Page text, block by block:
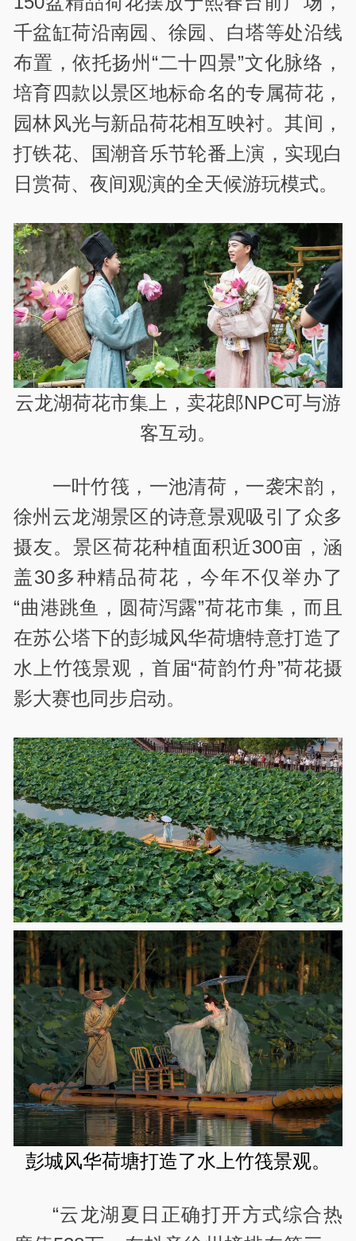
千盆缸荷沿南园、徐园、白塔等处沿线
布置，依托扬州“二十四景”文化脉络，
培育四款以景区地标命名的专属荷花，
园林风光与新品荷花相互映衬。其间，
打铁花、国潮音乐节轮番上演，实现白
日赏荷、夜间观演的全天候游玩模式。
云龙湖荷花市集上，卖花郎NPC可与游
客互动。
一叶竹筏，一池清荷，一袭宋韵，
徐州云龙湖景区的诗意景观吸引了众多
摄友。景区荷花种植面积近300亩，涵
盖30多种精品荷花，今年不仅举办了
“曲港跳鱼，圆荷泻露”荷花市集，而且
在苏公塔下的彭城风华荷塘特意打造了
水上竹筏景观，首届“荷韵竹舟”荷花摄
影大赛也同步启动。
彭城风华荷塘打造了水上竹筏景观。
“云龙湖夏日正确打开方式综合热